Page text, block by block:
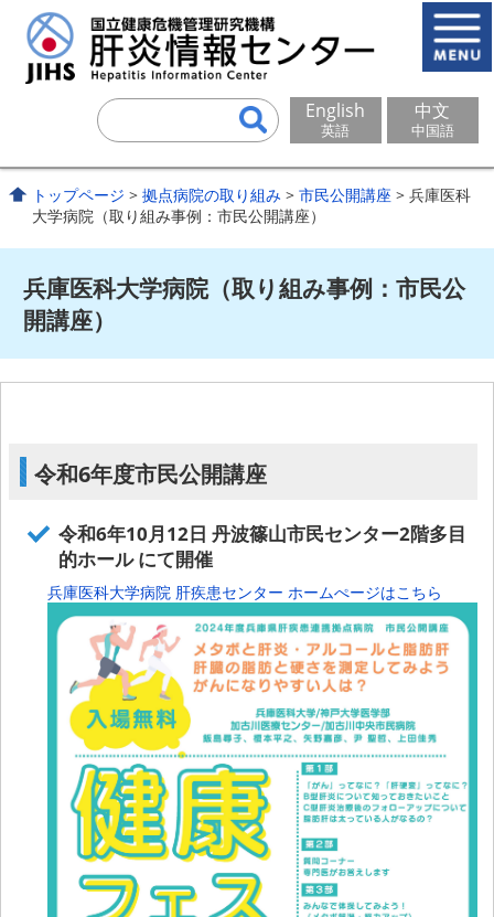
English
英語
中文
中国語
トップページ >拠点病院の取り組み >市民公開講座 > 兵庫医科
大学病院（取り組み事例：市民公開講座）
兵庫医科大学病院（取り組み事例：市民公
開講座）
令和6年度市民公開講座
令和6年10月12日 丹波篠山市民センター2階多目
的ホール にて開催
兵庫医科大学病院 肝疾患センター ホームぺージはこちら